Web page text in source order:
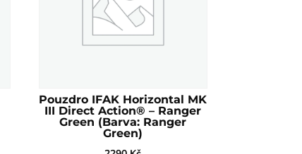
Pouzdro IFAK Horizontal MK
III Direct Action® – Ranger
Green (Barva: Ranger
Green)